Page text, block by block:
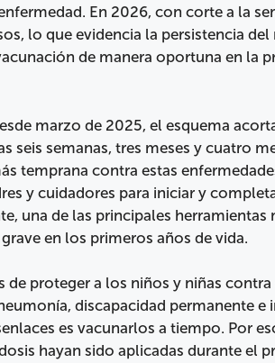
En 2026, con corte a la
lo que evidencia la persistencia del
de manera oportuna en la
marzo de 2025, el esquema
seis semanas, tres meses y cuatro
temprana contra estas
y cuidadores para iniciar y
una de las principales herramientas
en los primeros años de vida.
de proteger a los niños y niñas
discapacidad permanente e
es vacunarlos a tiempo. Por
hayan sido aplicadas durante el